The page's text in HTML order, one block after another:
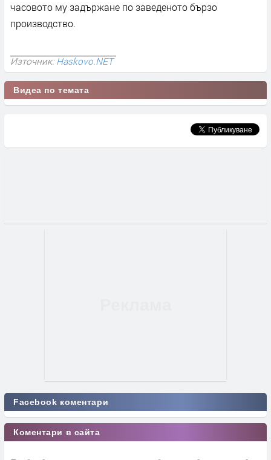
часовото му задържане по заведеното бързо
производство.
Източник:Haskovo.NET
Видеа по темата
Facebook коментари
Коментари в сайта